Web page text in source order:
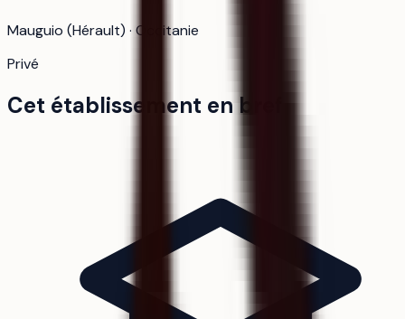
Mauguio (Hérault) · Occitanie
Privé
Cet établissement en bref